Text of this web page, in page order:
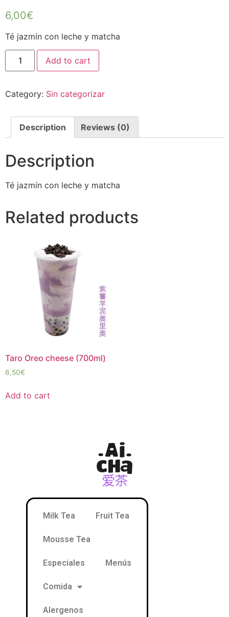
6,00€
Té jazmín con leche y matcha
Add to cart
Category: Sin categorizar
Description Reviews (0)
Description
Té jazmín con leche y matcha
Related products
Taro Oreo cheese (700ml)
6,50€
Add to cart
Milk Tea Fruit Tea
Mousse Tea
Especiales Menús
Comida
Alergenos